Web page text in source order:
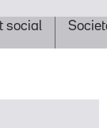
social